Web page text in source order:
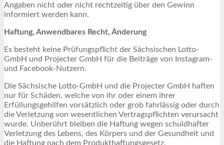
Angaben nicht oder nicht rechtzeitig über den Gewinn
informiert werden kann.
Haftung, Anwendbares Recht, Änderung
Es besteht keine Prüfungspflicht der Sächsischen Lotto-
GmbH und Projecter GmbH für die Beiträge von Instagram-
und Facebook-Nutzern.
Die Sächsische Lotto-GmbH und die Projecter GmbH haften
nur für Schäden, welche von ihr oder einem ihrer
Erfüllungsgehilfen vorsätzlich oder grob fahrlässig oder durch
die Verletzung von wesentlichen Vertragspflichten verursacht
wurde. Unberührt bleiben die Haftung wegen schuldhafter
Verletzung des Lebens, des Körpers und der Gesundheit und
die Haftung nach dem Produkthaftungsgesetz.